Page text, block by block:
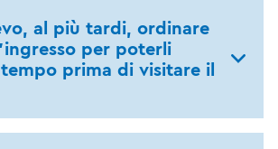
al più tardi, ordinare
per poterli
prima di visitare il